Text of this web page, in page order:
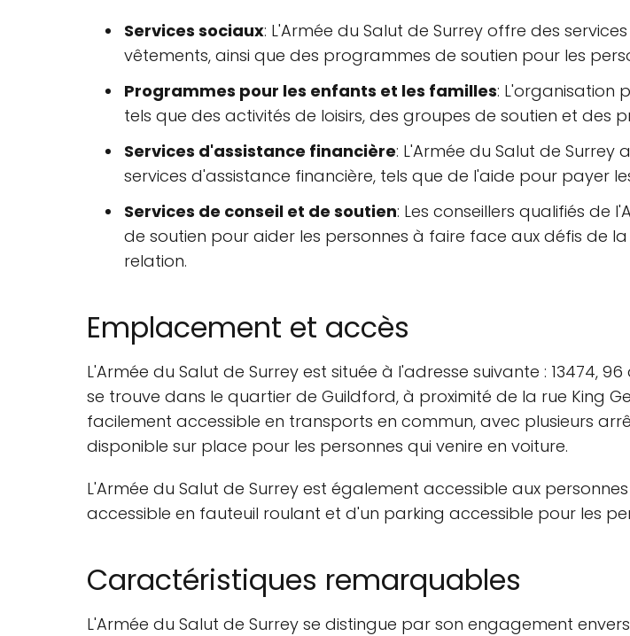
Services sociaux: L'Armée du Salut de Surrey offre des
vêtements, ainsi que des programmes de soutien pour les
Programmes pour les enfants et les familles: L'organisation
tels que des activités de loisirs, des groupes de soutien et des
Services d'assistance financière: L'Armée du Salut de
services d'assistance financière, tels que de l'aide pour payer
Services de conseil et de soutien: Les conseillers qualifiés de
de soutien pour aider les personnes à faire face aux défis de
relation.
Emplacement et accès
L'Armée du Salut de Surrey est située à l'adresse suivante : 13474,
se trouve dans le quartier de Guildford, à proximité de la rue King
facilement accessible en transports en commun, avec plusieurs
disponible sur place pour les personnes qui venire en voiture.
L'Armée du Salut de Surrey est également accessible aux
accessible en fauteuil roulant et d'un parking accessible pour les
Caractéristiques remarquables
L'Armée du Salut de Surrey se distingue par son engagement